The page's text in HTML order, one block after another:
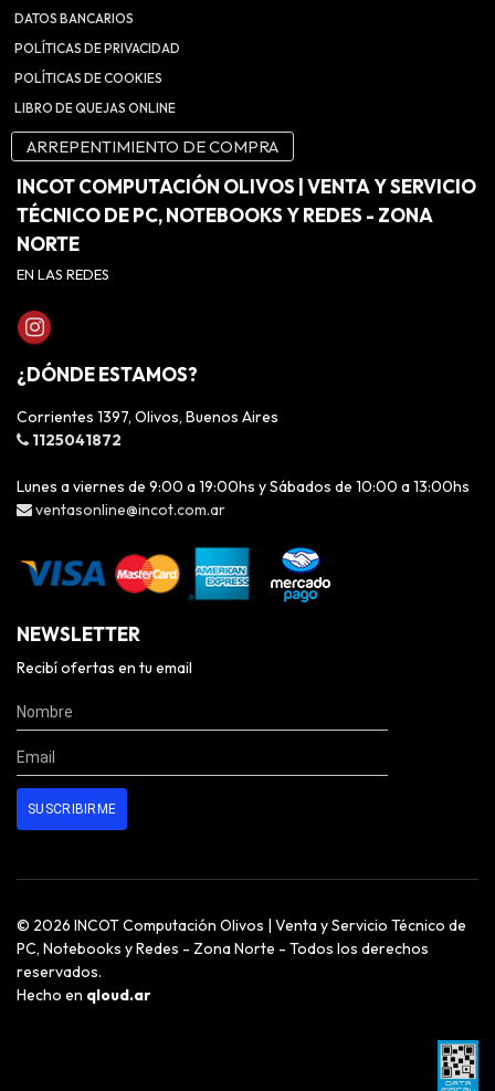
DATOS BANCARIOS
POLÍTICAS DE PRIVACIDAD
POLÍTICAS DE COOKIES
LIBRO DE QUEJAS ONLINE
ARREPENTIMIENTO DE COMPRA
INCOT COMPUTACIÓN OLIVOS | VENTA Y SERVICIO
TÉCNICO DE PC, NOTEBOOKS Y REDES - ZONA
NORTE
EN LAS REDES
¿DÓNDE ESTAMOS?
Corrientes 1397, Olivos, Buenos Aires
1125041872
Lunes a viernes de 9:00 a 19:00hs y Sábados de 10:00 a 13:00hs
ventasonline@incot.com.ar
NEWSLETTER
Recibí ofertas en tu email
© 2026 INCOT Computación Olivos | Venta y Servicio Técnico de
PC, Notebooks y Redes - Zona Norte - Todos los derechos
reservados.
Hecho en qloud.ar